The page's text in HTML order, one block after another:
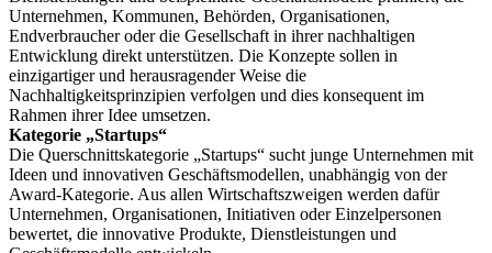
Unternehmen, Kommunen, Behörden, Organisationen,
Endverbraucher oder die Gesellschaft in ihrer nachhaltigen
Entwicklung direkt unterstützen. Die Konzepte sollen in
einzigartiger und herausragender Weise die
Nachhaltigkeitsprinzipien verfolgen und dies konsequent im
Rahmen ihrer Idee umsetzen.
Kategorie „Startups“
Die Querschnittskategorie „Startups“ sucht junge Unternehmen mit
Ideen und innovativen Geschäftsmodellen, unabhängig von der
Award-Kategorie. Aus allen Wirtschaftszweigen werden dafür
Unternehmen, Organisationen, Initiativen oder Einzelpersonen
bewertet, die innovative Produkte, Dienstleistungen und